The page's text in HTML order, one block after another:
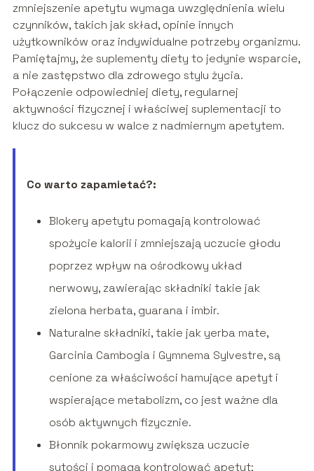
zmniejszenie apetytu wymaga uwzględnienia wielu
czynników, takich jak skład, opinie innych
użytkowników oraz indywidualne potrzeby organizmu.
Pamiętajmy, że suplementy diety to jedynie wsparcie,
a nie zastępstwo dla zdrowego stylu życia.
Połączenie odpowiedniej diety, regularnej
aktywności fizycznej i właściwej suplementacji to
klucz do sukcesu w walce z nadmiernym apetytem.
Co warto zapamietać?:
Blokery apetytu pomagają kontrolować
spożycie kalorii i zmniejszają uczucie głodu
poprzez wpływ na ośrodkowy układ
nerwowy, zawierając składniki takie jak
zielona herbata, guarana i imbir.
Naturalne składniki, takie jak yerba mate,
Garcinia Cambogia i Gymnema Sylvestre, są
cenione za właściwości hamujące apetyt i
wspierające metabolizm, co jest ważne dla
osób aktywnych fizycznie.
Błonnik pokarmowy zwiększa uczucie
sytości i pomaga kontrolować apetyt;